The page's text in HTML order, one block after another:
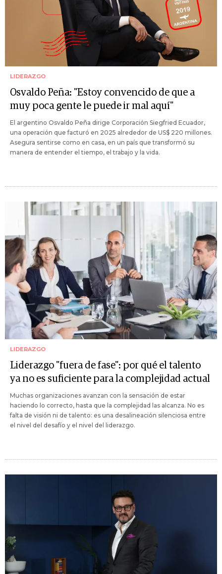
LIDERAZGO
Osvaldo Peña: "Estoy convencido de que a
muy poca gente le puede ir mal aquí"
El argentino Osvaldo Peña dirige Corporación Siegfried Ecuador,
una operación que facturó en 2025 alrededor de US$ 220 millones.
Asegura sentirse como en casa, en un país que transformó su
manera de entender el tiempo, el trabajo y la vida.
LIDERAZGO
Liderazgo "fuera de fase": por qué el talento
ya no es suficiente para la complejidad actual
Muchas organizaciones avanzan con la sensación de estar
haciendo lo correcto, hasta que la complejidad las alcanza. No es
falta de visión ni de talento: es una desalineación silenciosa entre
el nivel del desafío y el nivel del liderazgo.